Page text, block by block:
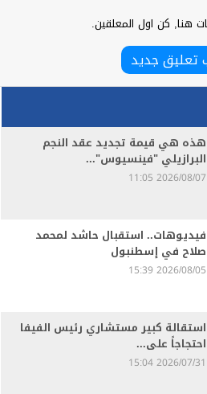
هنا, كن اول المعلقين.
تعليق جديد
هذه هي قيمة تجديد عقد النجم
البرازيلي "فينسيوس"...
2026/08/07 11:05
فيديوهات.. استقبال حاشد لمحمد
صلاح في إسطنبول
2026/08/05 15:39
استقالة كبير مستشاري رئيس الفيفا
احتجاجاً على...
2026/07/31 15:04